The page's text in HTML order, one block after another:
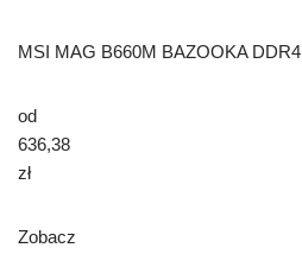
MSI MAG B660M BAZOOKA DDR4
od
636,38
zł
Zobacz